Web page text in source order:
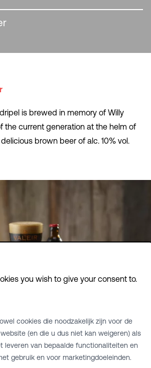
is brewed in memory of Willy
the current generation at the helm of
brown beer of alc. 10% vol.
© Brouwerij Contreras
you wish to give your consent to.
cookies die noodzakelijk zijn voor de
(en die u dus niet kan weigeren) als
leveren van bepaalde functionaliteiten en
gebruik en voor marketingdoeleinden.